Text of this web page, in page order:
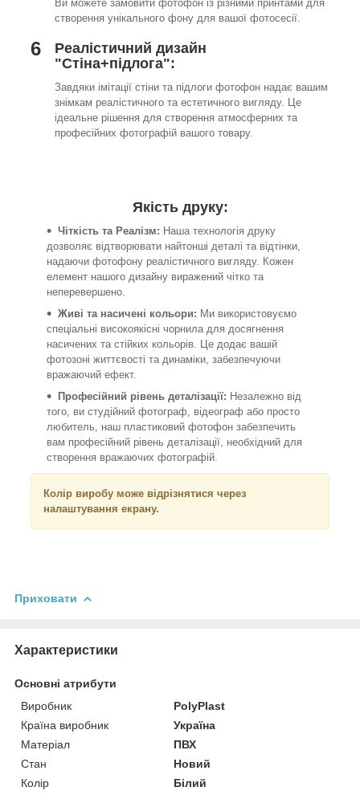
Ви можете замовити фотофон із різними принтами для
створення унікального фону для вашої фотосесії.
6
Реалістичний дизайн
"Стіна+підлога":
Завдяки імітації стіни та підлоги фотофон надає вашим
знімкам реалістичного та естетичного вигляду. Це
ідеальне рішення для створення атмосферних та
професійних фотографій вашого товару.
Якість друку:
Чіткість та Реалізм: Наша технологія друку
дозволяє відтворювати найтонші деталі та відтінки,
надаючи фотофону реалістичного вигляду. Кожен
елемент нашого дизайну виражений чітко та
неперевершено.
Живі та насичені кольори: Ми використовуємо
спеціальні високоякісні чорнила для досягнення
насичених та стійких кольорів. Це додає вашій
фотозоні життєвості та динаміки, забезпечуючи
вражаючий ефект.
Професійний рівень деталізації: Незалежно від
того, ви студійний фотограф, відеограф або просто
любитель, наш пластиковий фотофон забезпечить
вам професійний рівень деталізації, необхідний для
створення вражаючих фотографій.
Колір виробу може відрізнятися через
налаштування екрану.
Приховати
Характеристики
Основні атрибути
Виробник
PolyPlast
Країна виробник
Україна
Матеріал
ПВХ
Стан
Новий
Колір
Білий